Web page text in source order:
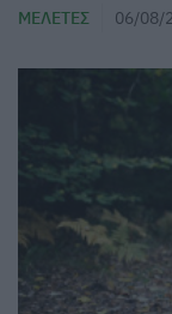
ΜΕΛΈΤΕΣ 06/08/